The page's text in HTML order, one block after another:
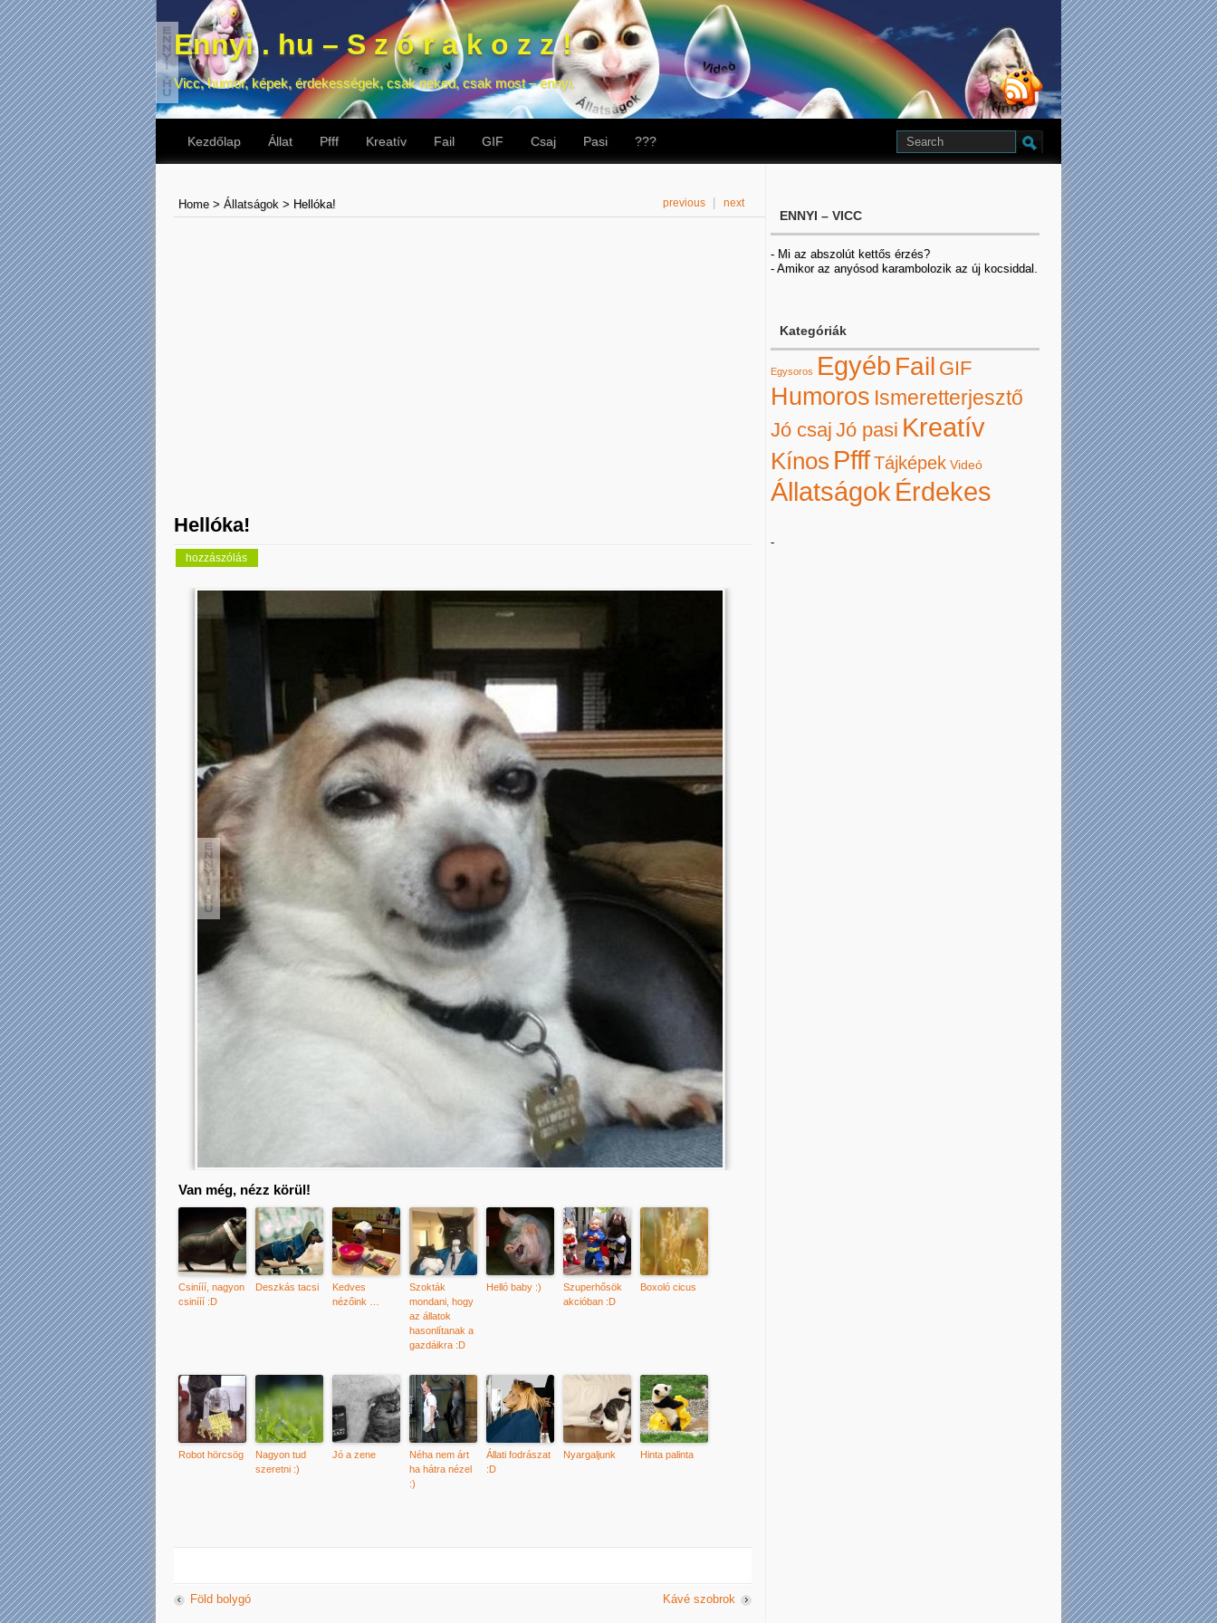
Ennyi . hu – S z ó r a k o z z !
Vicc, humor, képek, érdekességek, csak neked, csak most – ennyi.
Kezdőlap Állat Pfff Kreatív Fail GIF Csaj Pasi ???
Home > Állatságok > Hellóka! previous next
Hellóka!
hozzászólás
Van még, nézz körül!
Csinííí, nagyon
csinííí :D
Deszkás tacsi
Kedves
nézőink …
Szokták
mondani, hogy
az állatok
hasonlítanak a
gazdáikra :D
Helló baby :)
Szuperhősök
akcióban :D
Boxoló cicus
Robot hörcsög
Nagyon tud
szeretni :)
Jó a zene
Néha nem árt
ha hátra nézel
:)
Állati fodrászat
:D
Nyargaljunk Hinta palinta
Föld bolygó Kávé szobrok
ENNYI – VICC
- Mi az abszolút kettős érzés?
- Amikor az anyósod karambolozik az új kocsiddal.
Kategóriák
Egysoros Egyéb Fail GIF
Humoros Ismeretterjesztő
Jó csaj Jó pasi Kreatív
Kínos PfffTájképek Videó
Állatságok Érdekes
-